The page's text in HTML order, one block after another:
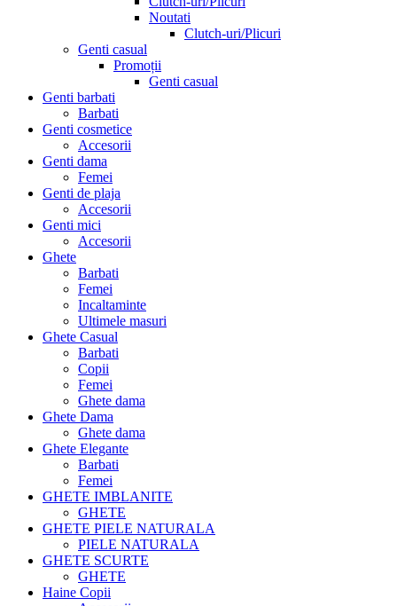
Noutati
Clutch-uri/Plicuri
Genti casual
Promoții
Genti casual
Genti barbati
Barbati
Genti cosmetice
Accesorii
Genti dama
Femei
Genti de plaja
Accesorii
Genti mici
Accesorii
Ghete
Barbati
Femei
Incaltaminte
Ultimele masuri
Ghete Casual
Barbati
Copii
Femei
Ghete dama
Ghete Dama
Ghete dama
Ghete Elegante
Barbati
Femei
GHETE IMBLANITE
GHETE
GHETE PIELE NATURALA
PIELE NATURALA
GHETE SCURTE
GHETE
Haine Copii